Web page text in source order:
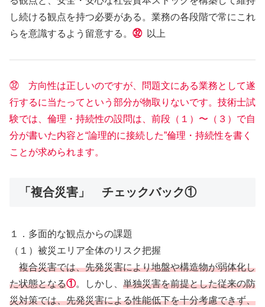
し続ける観点を持つ必要がある。業務の各段階で常にこれ
らを意識するよう留意する。 ㉜ 以上
㉜ 方向性は正しいのですが、問題文にある業務として遂
行するに当たってという部分が物取りないです。技術士試
験では、倫理・持続性の設問は、前段（１）〜（３）で自
分が書いた内容と“論理的に接続した”倫理・持続性を書く
ことが求められます。
「複合災害」 チェックバック①
１．多面的な観点からの課題
（１）被災エリア全体のリスク把握
複合災害では、先発災害により地盤や構造物が弱体化し
た状態となる①。しかし、 単独災害を前提とした従来の防
災対策では、先発災害による性能低下を十分考慮できず、